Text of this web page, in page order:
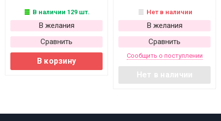
В наличии 129 шт.
В желания
Сравнить
В корзину
Нет в наличии
В желания
Сравнить
Сообщить о поступлении
Нет в наличии